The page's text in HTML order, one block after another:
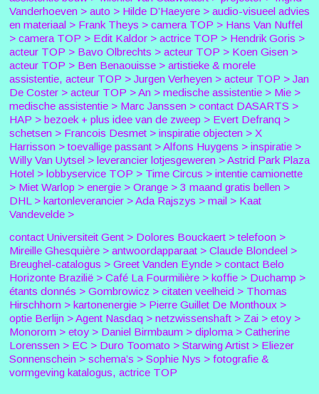
Vanderhoeven > auto > Hilde D’Haeyere > audio-visueel advies
en materiaal > Frank Theys > camera TOP > Hans Van Nuffel
> camera TOP > Edit Kaldor > actrice TOP > Hendrik Goris >
acteur TOP > Bavo Olbrechts > acteur TOP > Koen Gisen >
acteur TOP > Ben Benaouisse > artistieke & morele
assistentie, acteur TOP > Jurgen Verheyen > acteur TOP > Jan
De Coster > acteur TOP > An > medische assistentie > Mie >
medische assistentie > Marc Janssen > contact DASARTS >
HAP > bezoek + plus idee van de zweep > Evert Defranq >
schetsen > Francois Desmet > inspiratie objecten > X
Harrisson > toevallige passant > Alfons Huygens > inspiratie >
Willy Van Uytsel > leverancier lotjesgeweren > Astrid Park Plaza
Hotel > lobbyservice TOP > Time Circus > intentie camionette
> Miet Warlop > energie > Orange > 3 maand gratis bellen >
DHL > kartonleverancier > Ada Rajszys > mail > Kaat
Vandevelde >
contact Universiteit Gent > Dolores Bouckaert > telefoon >
Mireille Ghesquière > antwoordapparaat > Claude Blondeel >
Breughel-catalogus > Greet Vanden Eynde > contact Belo
Horizonte Brazilië > Café La Fourmilière > koffie > Duchamp >
étants donnés > Gombrowicz > citaten veelheid > Thomas
Hirschhorn > kartonenergie > Pierre Guillet De Monthoux >
optie Berlijn > Agent Nasdaq > netzwissenshaft > Zai > etoy >
Monorom > etoy > Daniel Birmbaum > diploma > Catherine
Lorenssen > EC > Duro Toomato > Starwing Artist > Eliezer
Sonnenschein > schema’s > Sophie Nys > fotografie &
vormgeving katalogus, actrice TOP